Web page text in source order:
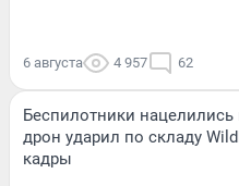
6 августа 4 957 62
Беспилотники нацелились
дрон ударил по складу
кадры